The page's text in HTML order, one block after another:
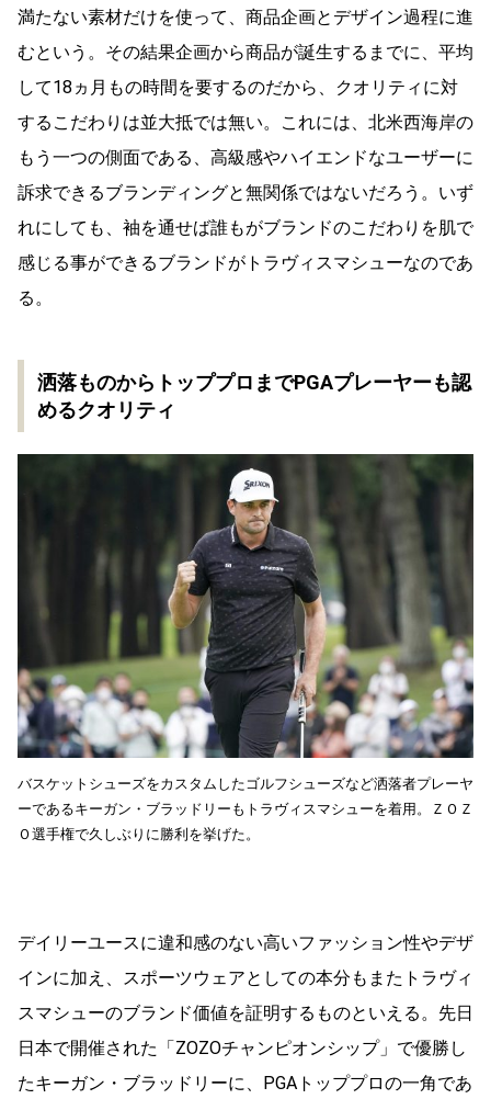
満たない素材だけを使って、商品企画とデザイン過程に進
むという。その結果企画から商品が誕生するまでに、平均
して18ヵ月もの時間を要するのだから、クオリティに対
するこだわりは並大抵では無い。これには、北米西海岸の
もう一つの側面である、高級感やハイエンドなユーザーに
訴求できるブランディングと無関係ではないだろう。いず
れにしても、袖を通せば誰もがブランドのこだわりを肌で
感じる事ができるブランドがトラヴィスマシューなのであ
る。
洒落ものからトッププロまでPGAプレーヤーも認
めるクオリティ
バスケットシューズをカスタムしたゴルフシューズなど洒落者プレーヤ
ーであるキーガン・ブラッドリーもトラヴィスマシューを着用。ＺＯＺ
Ｏ選手権で久しぶりに勝利を挙げた。
デイリーユースに違和感のない高いファッション性やデザ
インに加え、スポーツウェアとしての本分もまたトラヴィ
スマシューのブランド価値を証明するものといえる。先日
日本で開催された「ZOZOチャンピオンシップ」で優勝し
たキーガン・ブラッドリーに、PGAトッププロの一角であ